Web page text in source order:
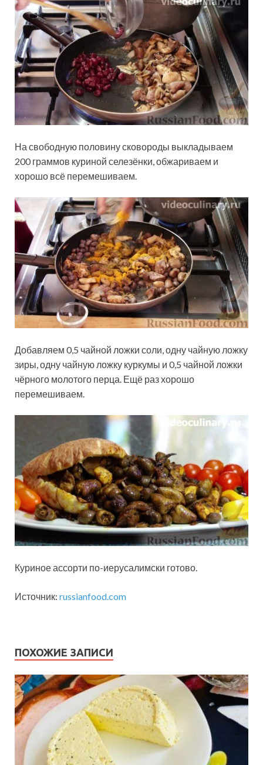
На свободную половину сковороды выкладываем
200 граммов куриной селезёнки, обжариваем и
хорошо всё перемешиваем.
Добавляем 0,5 чайной ложки соли, одну чайную ложку
зиры, одну чайную ложку куркумы и 0,5 чайной ложки
чёрного молотого перца. Ещё раз хорошо
перемешиваем.
Куриное ассорти по-иерусалимски готово.
Источник: russianfood.com
ПОХОЖИЕ ЗАПИСИ